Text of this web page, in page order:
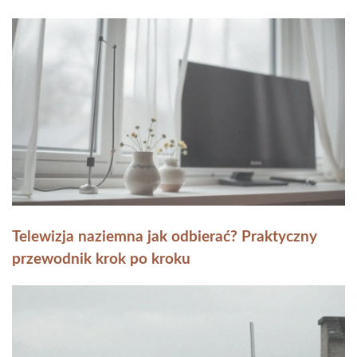
Telewizja naziemna jak odbierać? Praktyczny
przewodnik krok po kroku